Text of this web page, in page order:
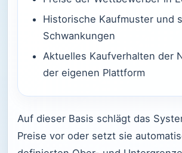
Historische Kaufmuster und
Schwankungen
Aktuelles Kaufverhalten der
der eigenen Plattform
Auf dieser Basis schlägt das
Preise vor oder setzt sie